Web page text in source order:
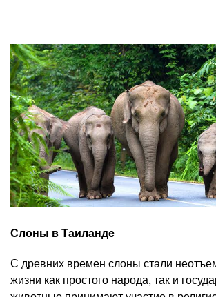
Слоны в Таиланде
С древних времен слоны стали
жизни как простого народа, так и